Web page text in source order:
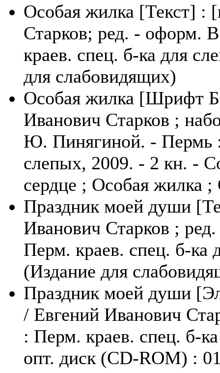
Особая жилка [Текст] :
Старков; ред. - оформ.
краев. спец. б-ка для
для слабовидящих)
Особая жилка [Шрифт
Иванович Старков ;
Ю. Пинягиной. - Пермь :
слепых, 2009. - 2 кн. -
сердце ; Особая жилка
Праздник моей души
Иванович Старков ;
Перм. краев. спец. б-ка
(Издание для
Праздник моей души
/ Евгений Иванович
: Перм. краев. спец. б-
опт. диск (CD-ROM) :